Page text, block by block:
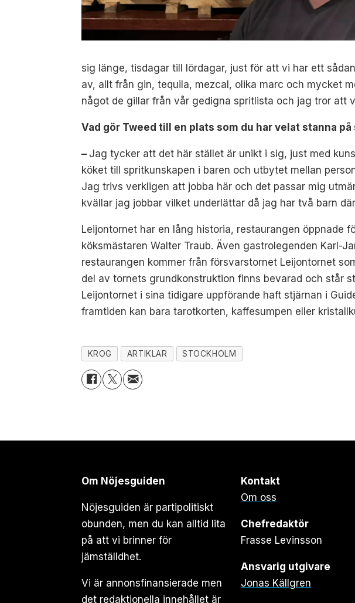
sig länge, tisdagar till lördagar, just för att vi har ett
av, allt från gin, tequila, mezcal, olika marc och mycket
något de gillar från vår gedigna spritlista och jag tror att
Vad gör Tweed till en plats som du har velat stanna på
– Jag tycker att det här stället är unikt i sig, just med
köket till spritkunskapen i baren och utbytet mellan
Jag trivs verkligen att jobba här och det passar mig
kvällar jag jobbar vilket underlättar då jag har två barn
Leijontornet har en lång historia, restaurangen öppnade
köksmästaren Walter Traub. Även gastrolegenden Karl-
restaurangen kommer från försvarstornet Leijontornet
del av tornets grundkonstruktion finns bevarad och står
Leijontornet i sina tidigare uppförande haft stjärnan i
framtiden kan bara tarotkorten, kaffesumpen eller
KROG ARTIKLAR STOCKHOLM
Om Nöjesguiden
Nöjesguiden är partipolitiskt
obunden, men du kan alltid lita
på att vi brinner för
jämställdhet.
Vi är annonsfinansierade men
det redaktionella innehållet är
Kontakt
Om oss
Chefredaktör
Frasse Levinsson
Ansvarig utgivare
Jonas Källgren